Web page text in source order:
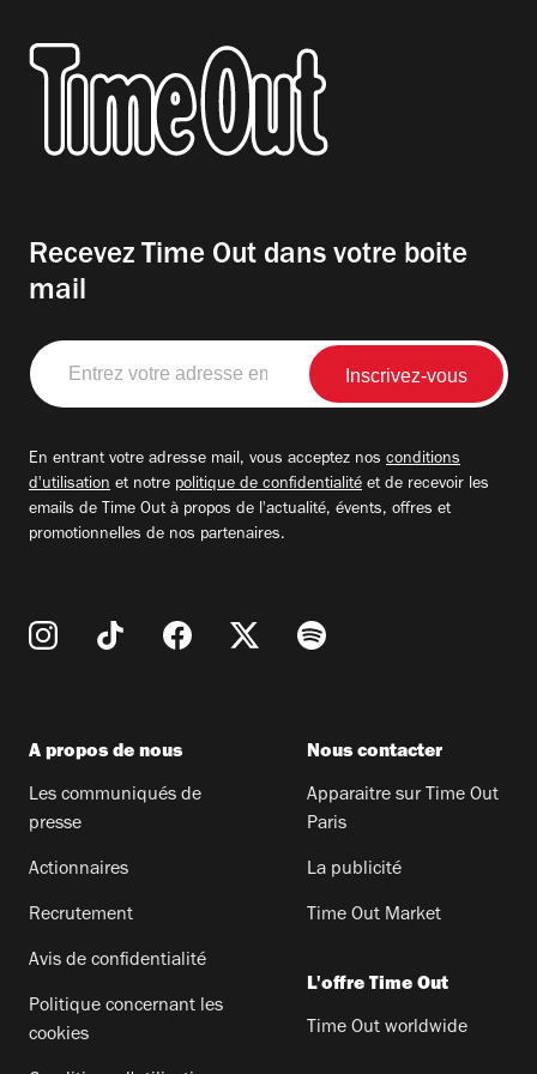
Recevez Time Out dans votre boite
mail
Entrez
votre
adresse
En entrant votre adresse mail, vous acceptez nos conditions
d'utilisation et notre politique de confidentialité et de recevoir les
emails de Time Out à propos de l'actualité, évents, offres et
promotionnelles de nos partenaires.
A propos de nous
Les communiqués de
presse
Actionnaires
Recrutement
Avis de confidentialité
Politique concernant les
cookies
Nous contacter
Apparaitre sur Time Out
Paris
La publicité
Time Out Market
L'offre Time Out
Time Out worldwide